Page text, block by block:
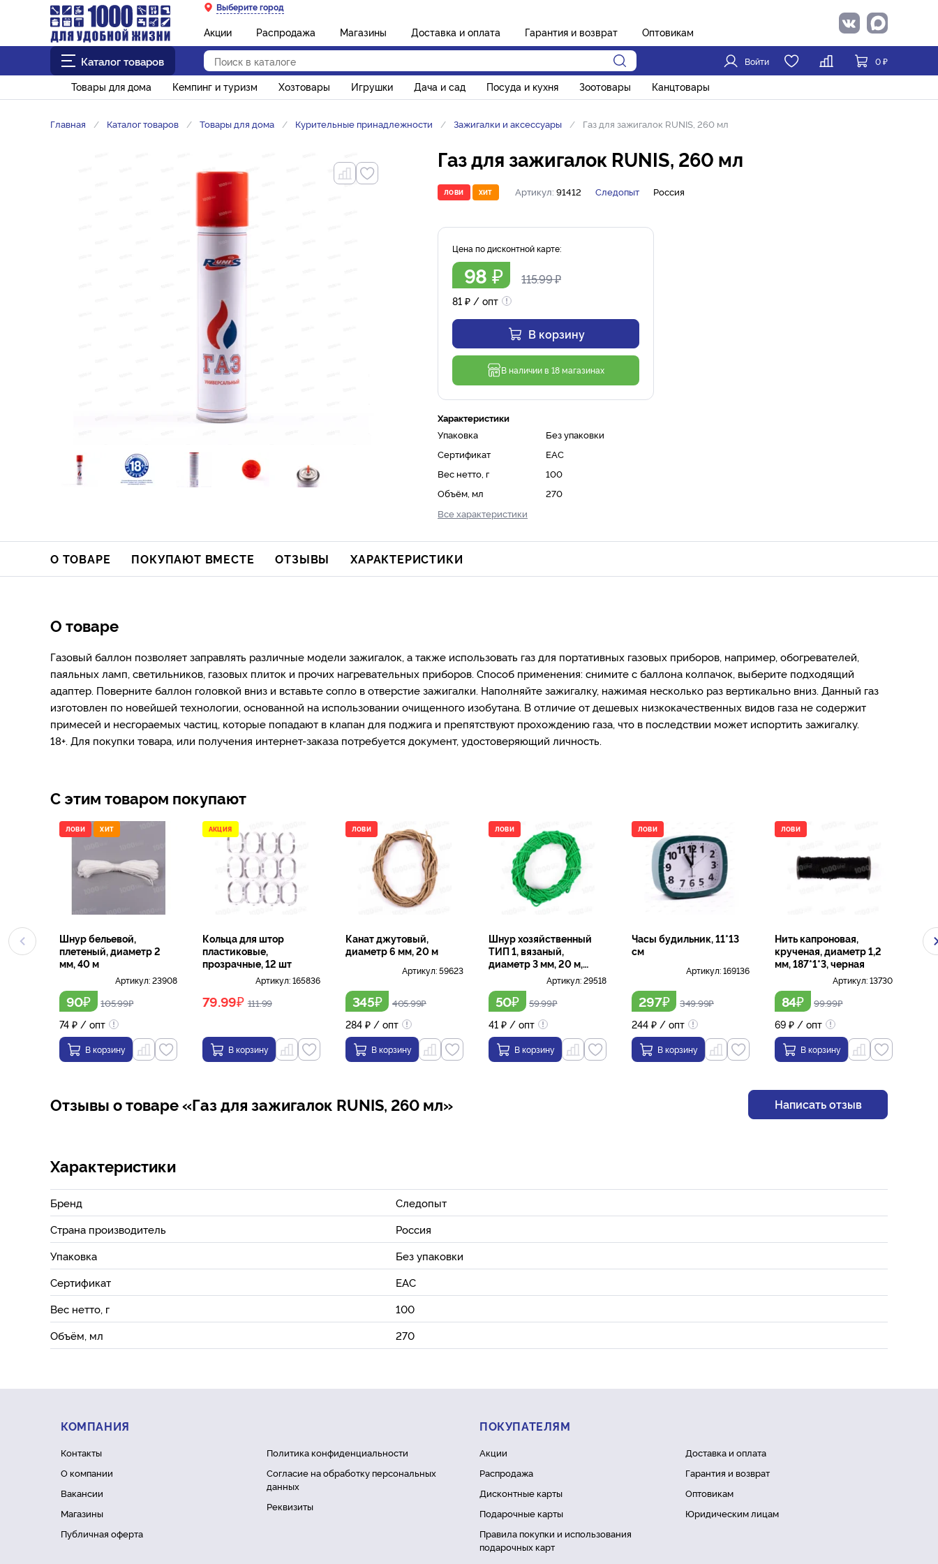
Войти 0₽
Выберите город
Акции Распродажа Магазины Доставка и оплата Гарантия и возврат Оптовикам
Каталог товаров
Товары для дома Кемпинг и туризм Хозтовары Игрушки Дача и сад Посуда и кухня Зоотовары Канцтовары
Главная Каталог товаров Товары для дома Курительные принадлежности Зажигалки и аксессуары Газ для зажигалок RUNIS, 260 мл
Газ для зажигалок RUNIS, 260 мл
ЛОВИ ХИТ Артикул: 91412 Следопыт Россия
Цена по дисконтной карте:
98 ₽ 115.99₽
81 ₽ / опт
В корзину
В наличии в 18 магазинах
Характеристики
Упаковка
Без упаковки
Сертификат
ЕАС
Вес нетто, г
100
Объём, мл
270
Все характеристики
О ТОВАРЕ ПОКУПАЮТ ВМЕСТЕ ОТЗЫВЫ ХАРАКТЕРИСТИКИ
О товаре
Газовый баллон позволяет заправлять различные модели зажигалок, а также использовать газ для портативных газовых приборов, например, обогревателей,
паяльных ламп, светильников, газовых плиток и прочих нагревательных приборов. Способ применения: снимите с баллона колпачок, выберите подходящий
адаптер. Поверните баллон головкой вниз и вставьте сопло в отверстие зажигалки. Наполняйте зажигалку, нажимая несколько раз вертикально вниз. Данный газ
изготовлен по новейшей технологии, основанной на использовании очищенного изобутана. В отличие от дешевых низкокачественных видов газа не содержит
примесей и несгораемых частиц, которые попадают в клапан для поджига и препятствуют прохождению газа, что в последствии может испортить зажигалку.
18+. Для покупки товара, или получения интернет-заказа потребуется документ, удостоверяющий личность.
С этим товаром покупают
ЛОВИ ХИТ
Шнур бельевой,
плетеный, диаметр 2
мм, 40 м
Артикул:23908
90₽ 105.99₽
74 ₽/ опт
В корзину
АКЦИЯ
Кольца для штор
пластиковые,
прозрачные, 12 шт
Артикул:165836
79.99₽ 111.99
В корзину
ЛОВИ
Канат джутовый,
диаметр 6 мм, 20 м
Артикул:59623
345₽ 405.99₽
284 ₽/ опт
В корзину
ЛОВИ
Шнур хозяйственный
ТИП 1, вязаный,
диаметр 3 мм, 20 м,
плотный, цветной
Артикул:29518
50₽ 59.99₽
41 ₽/ опт
В корзину
ЛОВИ
Часы будильник, 11*13
см
Артикул:169136
297₽ 349.99₽
244 ₽/ опт
В корзину
ЛОВИ
Нить капроновая,
крученая, диаметр 1,2
мм, 187*1*3, черная
Артикул:13730
84₽ 99.99₽
69 ₽/ опт
В корзину
Отзывы о товаре «Газ для зажигалок RUNIS, 260 мл» Написать отзыв
Характеристики
Бренд
Следопыт
Страна производитель
Россия
Упаковка
Без упаковки
Сертификат
ЕАС
Вес нетто, г
100
Объём, мл
270
КОМПАНИЯ
Контакты
О компании
Вакансии
Магазины
Публичная оферта
Политика конфиденциальности
Согласие на обработку персональных
данных
Реквизиты
ПОКУПАТЕЛЯМ
Акции
Распродажа
Дисконтные карты
Подарочные карты
Правила покупки и использования
подарочных карт
Доставка и оплата
Гарантия и возврат
Оптовикам
Юридическим лицам